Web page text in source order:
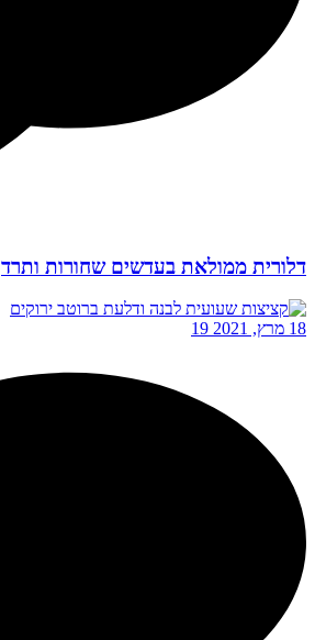
דלורית ממולאת בעדשים שחורות ותרד
18 מרץ, 2021 19